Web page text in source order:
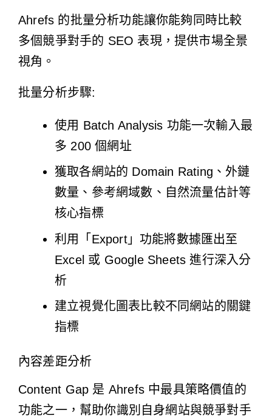
Ahrefs 的批量分析功能讓你能夠同時比較
多個競爭對手的 SEO 表現，提供市場全景
視角。
批量分析步驟:
使用 Batch Analysis 功能一次輸入最
多 200 個網址
獲取各網站的 Domain Rating、外鏈
數量、參考網域數、自然流量估計等
核心指標
利用「Export」功能將數據匯出至
Excel 或 Google Sheets 進行深入分
析
建立視覺化圖表比較不同網站的關鍵
指標
內容差距分析
Content Gap 是 Ahrefs 中最具策略價值的
功能之一，幫助你識別自身網站與競爭對手